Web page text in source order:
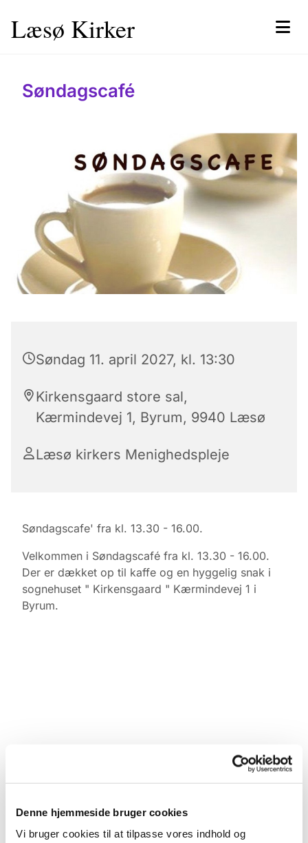
Denne hjemmeside bruger cookies
Vi bruger cookies til at tilpasse vores indhold og
Læsø Kirker
Søndagscafé
Søndag 11. april 2027, kl. 13:30
Kirkensgaard store sal,
Kærmindevej 1, Byrum, 9940 Læsø
Læsø kirkers Menighedspleje
Søndagscafe' fra kl. 13.30 - 16.00.
Velkommen i Søndagscafé fra kl. 13.30 - 16.00.
Der er dækket op til kaffe og en hyggelig snak i
sognehuset " Kirkensgaard " Kærmindevej 1 i
Byrum.